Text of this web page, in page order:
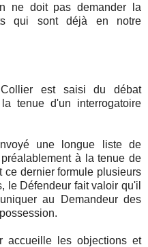
ne doit pas demander la
qui sont déjà en notre
est saisi du débat
tenue d'un interrogatoire
une longue liste de
à la tenue de
ce dernier formule plusieurs
le Défendeur fait valoir qu'il
au Demandeur des
accueille les objections et